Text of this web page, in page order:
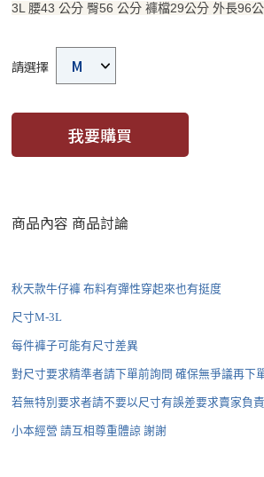
3L 腰43 公分 臀56 公分 褲檔29公分 外長96
請選擇
我要購買
商品內容 商品討論
秋天款牛仔褲 布料有彈性穿起來也有挺度
尺寸M-3L
每件褲子可能有尺寸差異
對尺寸要求精準者請下單前詢問 確保無爭議再下
若無特別要求者請不要以尺寸有誤差要求賣家負
小本經營 請互相尊重體諒 謝謝